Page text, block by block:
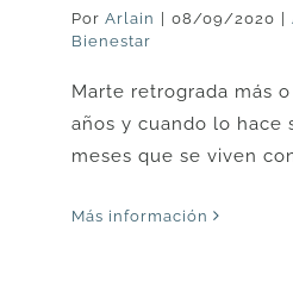
Por Arlain 08/09/2020
Bienestar
Marte retrograda más
años y cuando lo hace
meses que se viven
Más información